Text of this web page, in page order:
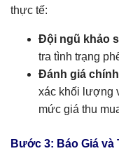
thực tế:
Đội ngũ khảo
tra tình trạng
Đánh giá
xác khối lượng
mức giá thu
Bước 3: Báo Giá và